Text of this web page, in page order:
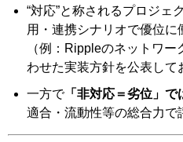
“対応”と称されるプロジェ
用・連携シナリオで優位に
（例：Rippleのネットワ
わせた実装方針を公表して
一方で「非対応＝劣位」で
適合・流動性等の総合力で